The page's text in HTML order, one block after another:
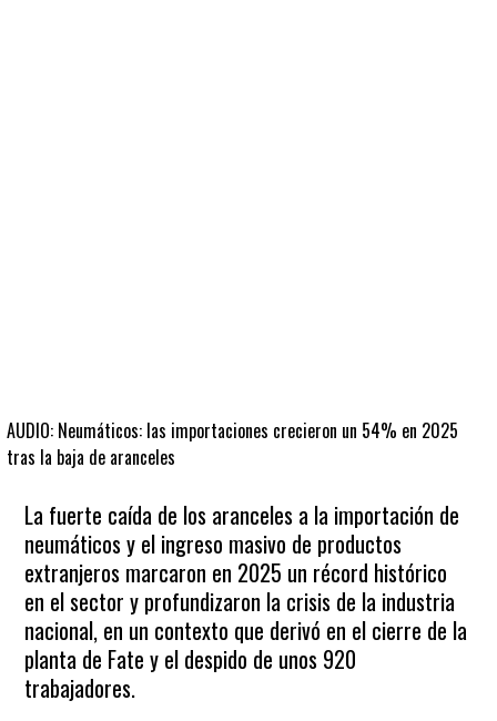
AUDIO: Neumáticos: las importaciones crecieron un 54% en 2025
tras la baja de aranceles
La fuerte caída de los aranceles a la importación de
neumáticos y el ingreso masivo de productos
extranjeros marcaron en 2025 un récord histórico
en el sector y profundizaron la crisis de la industria
nacional, en un contexto que derivó en el cierre de la
planta de Fate y el despido de unos 920
trabajadores.